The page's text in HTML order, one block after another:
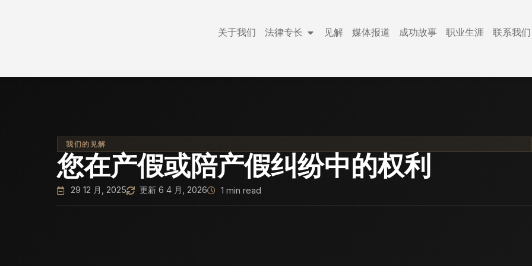
关于我们 法律专长 见解 媒体报道 成功故事 职业生涯 联系我们
我们的见解
您在产假或陪产假纠纷中的权利
29 12 月, 2025 更新 6 4 月, 2026 1 min read